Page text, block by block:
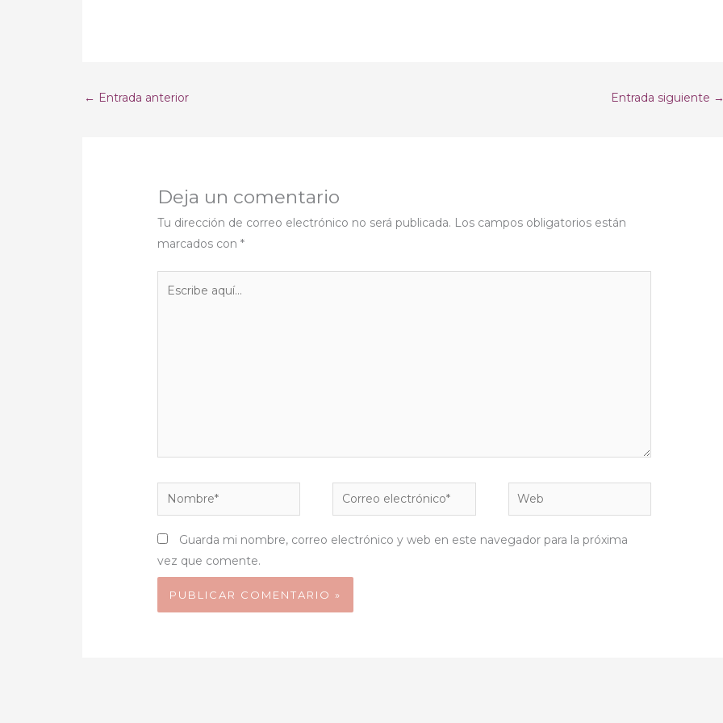
← Entrada anterior Entrada siguiente
Deja un comentario
Tu dirección de correo electrónico no será publicada. Los campos obligatorios están
marcados con*
Nombre*
Correo
electrónico*
Web
Guarda mi nombre, correo electrónico y web en este navegador para la próxima
vez que comente.